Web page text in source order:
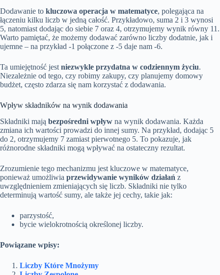
Dodawanie to kluczowa operacja w matematyce, polegająca na
łączeniu kilku liczb w jedną całość. Przykładowo, suma 2 i 3 wynosi
5, natomiast dodając do siebie 7 oraz 4, otrzymujemy wynik równy 11.
Warto pamiętać, że możemy dodawać zarówno liczby dodatnie, jak i
ujemne – na przykład -1 połączone z -5 daje nam -6.
Ta umiejętność jest niezwykle przydatna w codziennym życiu.
Niezależnie od tego, czy robimy zakupy, czy planujemy domowy
budżet, często zdarza się nam korzystać z dodawania.
Wpływ składników na wynik dodawania
Składniki mają bezpośredni wpływ na wynik dodawania. Każda
zmiana ich wartości prowadzi do innej sumy. Na przykład, dodając 5
do 2, otrzymujemy 7 zamiast pierwotnego 5. To pokazuje, jak
różnorodne składniki mogą wpływać na ostateczny rezultat.
Zrozumienie tego mechanizmu jest kluczowe w matematyce,
ponieważ umożliwia przewidywanie wyników działań z
uwzględnieniem zmieniających się liczb. Składniki nie tylko
determinują wartość sumy, ale także jej cechy, takie jak:
parzystość,
bycie wielokrotnością określonej liczby.
Powiązane wpisy:
Liczby Które Mnożymy